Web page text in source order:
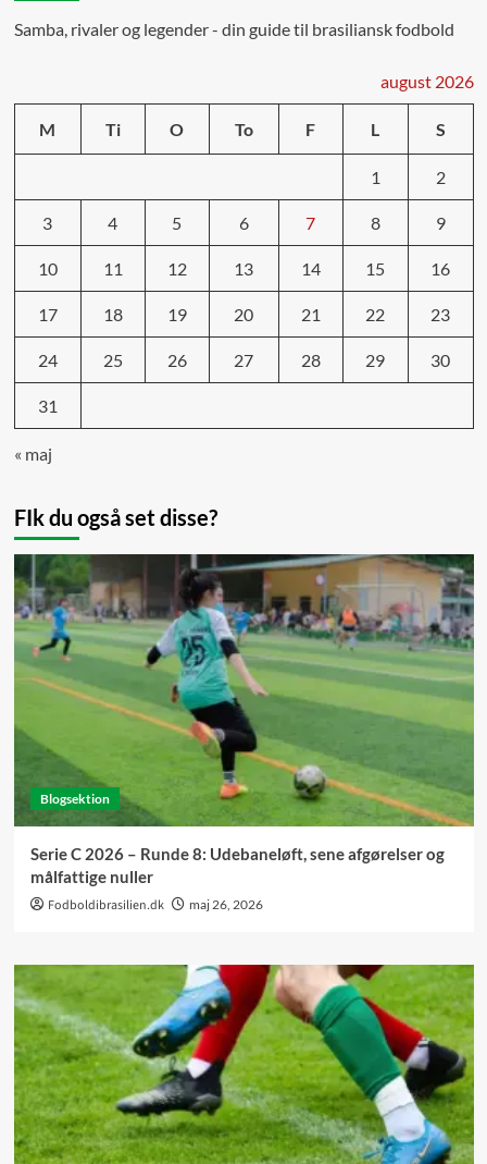
Samba, rivaler og legender - din guide til brasiliansk fodbold
august 2026
M Ti O To F L S
1 2
3 4 5 6 7 8 9
10 11 12 13 14 15 16
17 18 19 20 21 22 23
24 25 26 27 28 29 30
31
« maj
FIk du også set disse?
Blogsektion
Serie C 2026 – Runde 8: Udebaneløft, sene afgørelser og
målfattige nuller
Fodboldibrasilien.dk maj 26, 2026